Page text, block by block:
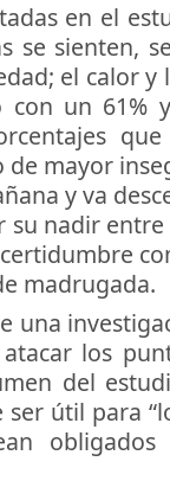
en el
se sienten,
el calor y
con un 61%
mayor
y va
su nadir
madrugada.
una
los
del
útil para